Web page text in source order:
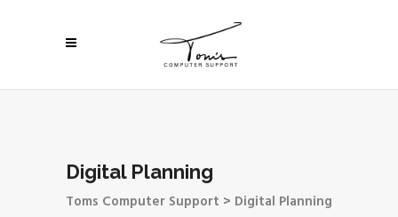
Digital Planning
Toms Computer Support > Digital Planning